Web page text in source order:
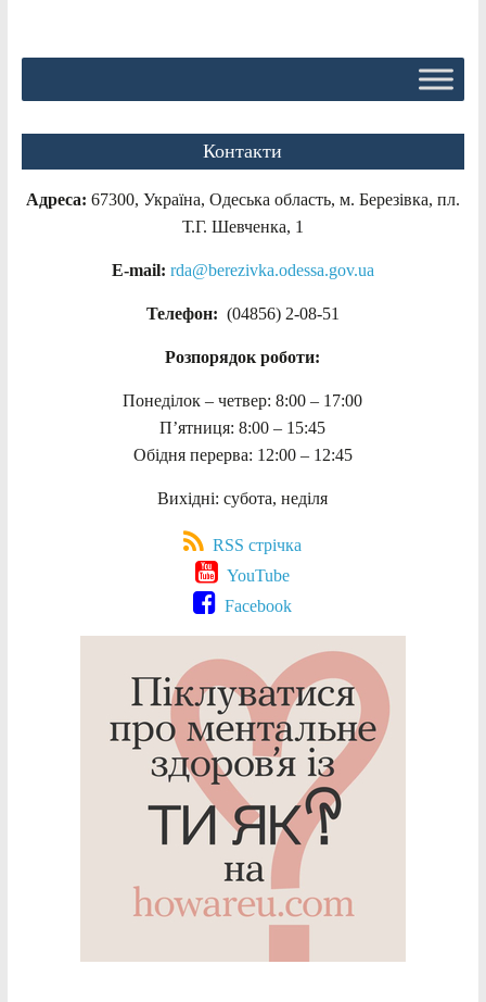
Контакти
Адреса: 67300, Україна, Одеська область, м. Березівка, пл.
Т.Г. Шевченка, 1
E-mail: rda@berezivka.odessa.gov.ua
Телефон: (04856) 2-08-51
Розпорядок роботи:
Понеділок – четвер: 8:00 – 17:00
П’ятниця: 8:00 – 15:45
Обідня перерва: 12:00 – 12:45
Вихідні: субота, неділя
RSS стрічка
YouTube
Facebook